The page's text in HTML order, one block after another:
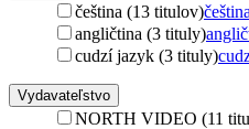
čeština (13 titulov)čeština
angličtina (3 tituly)
cudzí jazyk (3 tituly)
Vydavateľstvo
NORTH VIDEO (11